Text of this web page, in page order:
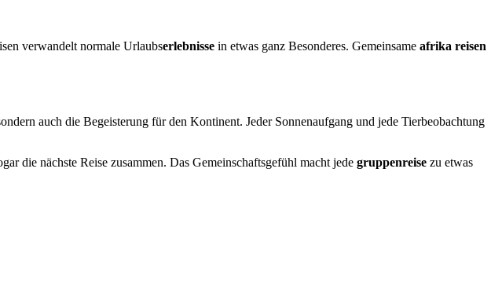
verwandelt normale Urlaubserlebnisse in etwas ganz Besonderes. Gemeinsame afrika reisen
auch die Begeisterung für den Kontinent. Jeder Sonnenaufgang und jede Tierbeobachtung
die nächste Reise zusammen. Das Gemeinschaftsgefühl macht jede gruppenreise zu etwas